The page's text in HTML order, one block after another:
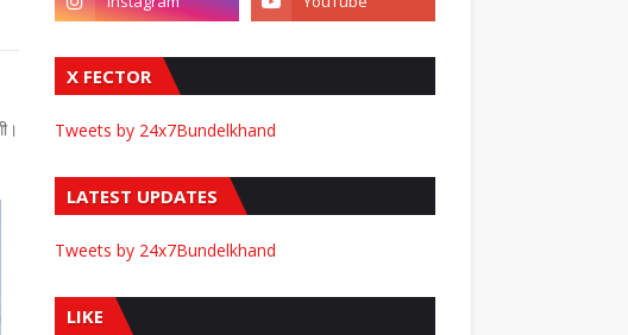
X FECTOR
Tweets by 24x7Bundelkhand
LATEST UPDATES
Tweets by 24x7Bundelkhand
LIKE